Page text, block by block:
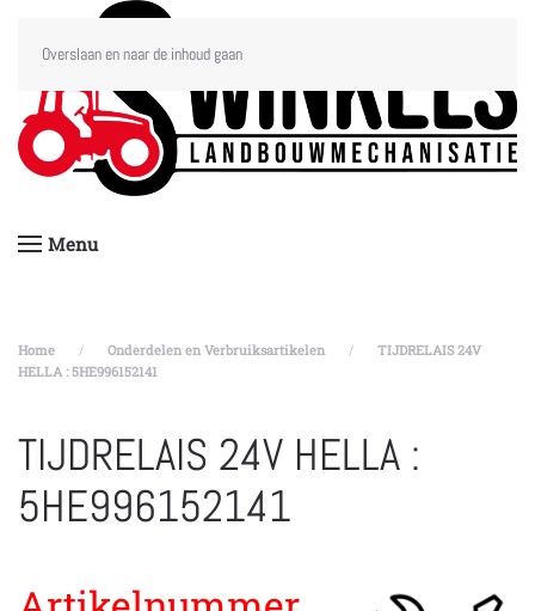
Overslaan en naar de inhoud gaan
Menu
Home Onderdelen en Verbruiksartikelen
TIJDRELAIS 24V
HELLA : 5HE996152141
TIJDRELAIS 24V HELLA :
5HE996152141